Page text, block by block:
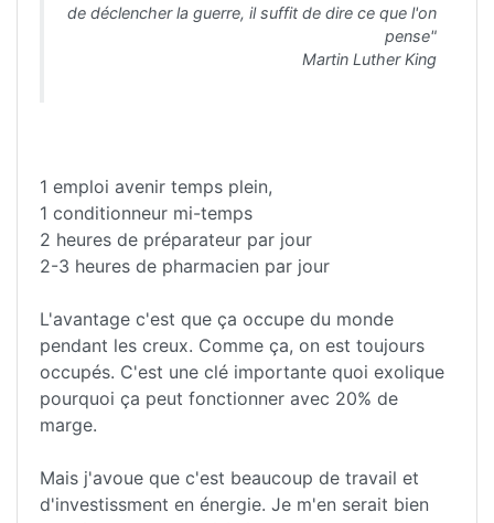
de déclencher la guerre, il suffit de dire ce que l'on
pense"
Martin Luther King
1 emploi avenir temps plein,
1 conditionneur mi-temps
2 heures de préparateur par jour
2-3 heures de pharmacien par jour
L'avantage c'est que ça occupe du monde
pendant les creux. Comme ça, on est toujours
occupés. C'est une clé importante quoi exolique
pourquoi ça peut fonctionner avec 20% de
marge.
Mais j'avoue que c'est beaucoup de travail et
d'investissment en énergie. Je m'en serait bien